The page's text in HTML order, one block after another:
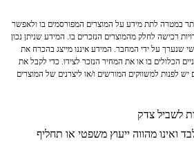
במטרה לתת מידע על המוצרים המפורסמים בו ולאפשר
רכישה לחלק מהמוצרים הנזכרים בו. המידע שניתן נכון
שנערך על ידי המחבר. המידע איננו מייצג בהכרח את
הכלולים בו או את המחיר הנזכר לצידו. כדי לקבל את
יש לפנות למשווקים המורשים ו/או ליצרנים של המוצרים
ואינו מהווה ייעוץ משפטי או תחליף